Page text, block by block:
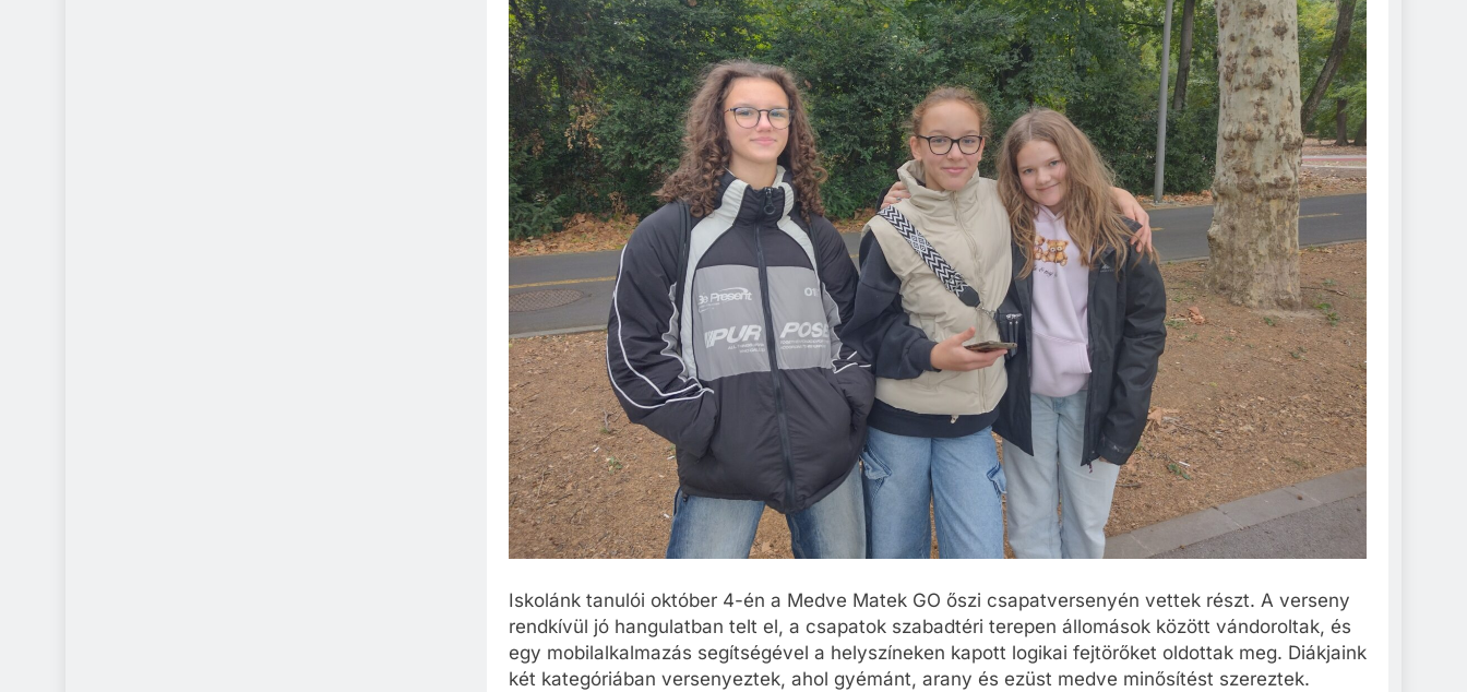
Iskolánk tanulói október 4-én a Medve Matek GO őszi csapatversenyén vettek részt. A verseny
rendkívül jó hangulatban telt el, a csapatok szabadtéri terepen állomások között vándoroltak, és
egy mobilalkalmazás segítségével a helyszíneken kapott logikai fejtörőket oldottak meg. Diákjaink
két kategóriában versenyeztek, ahol gyémánt, arany és ezüst medve minősítést szereztek.